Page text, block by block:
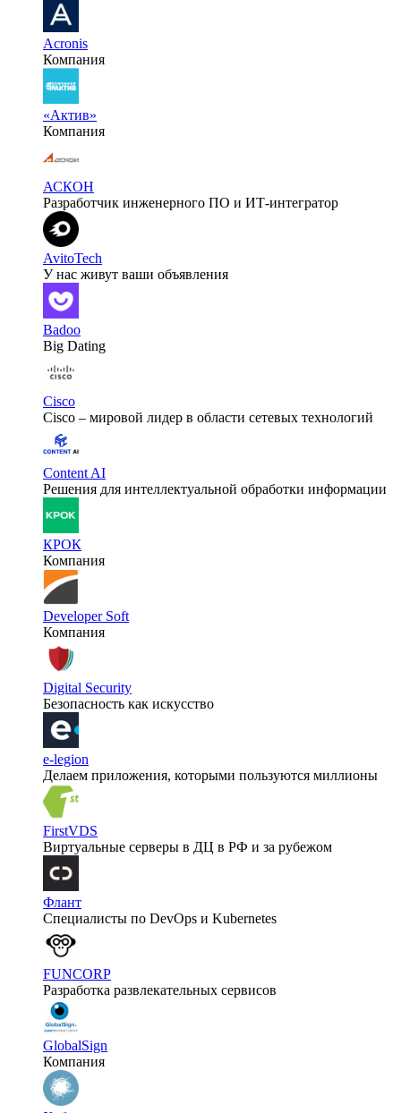
Acronis
Компания
«Актив»
Компания
АСКОН
Разработчик инженерного ПО и ИТ-интегратор
AvitoTech
У нас живут ваши объявления
Badoo
Big Dating
Cisco
Cisco – мировой лидер в области сетевых технологий
Content AI
Решения для интеллектуальной обработки информации
КРОК
Компания
Developer Soft
Компания
Digital Security
Безопасность как искусство
e-legion
Делаем приложения, которыми пользуются миллионы
FirstVDS
Виртуальные серверы в ДЦ в РФ и за рубежом
Флант
Специалисты по DevOps и Kubernetes
FUNCORP
Разработка развлекательных сервисов
GlobalSign
Компания